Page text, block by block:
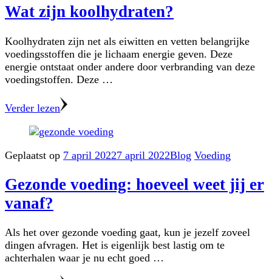
Wat zijn koolhydraten?
Koolhydraten zijn net als eiwitten en vetten belangrijke
voedingsstoffen die je lichaam energie geven. Deze
energie ontstaat onder andere door verbranding van deze
voedingstoffen. Deze …
Verder lezen
Geplaatst op 7 april 20227 april 2022Blog Voeding
Gezonde voeding: hoeveel weet jij er
vanaf?
Als het over gezonde voeding gaat, kun je jezelf zoveel
dingen afvragen. Het is eigenlijk best lastig om te
achterhalen waar je nu echt goed …